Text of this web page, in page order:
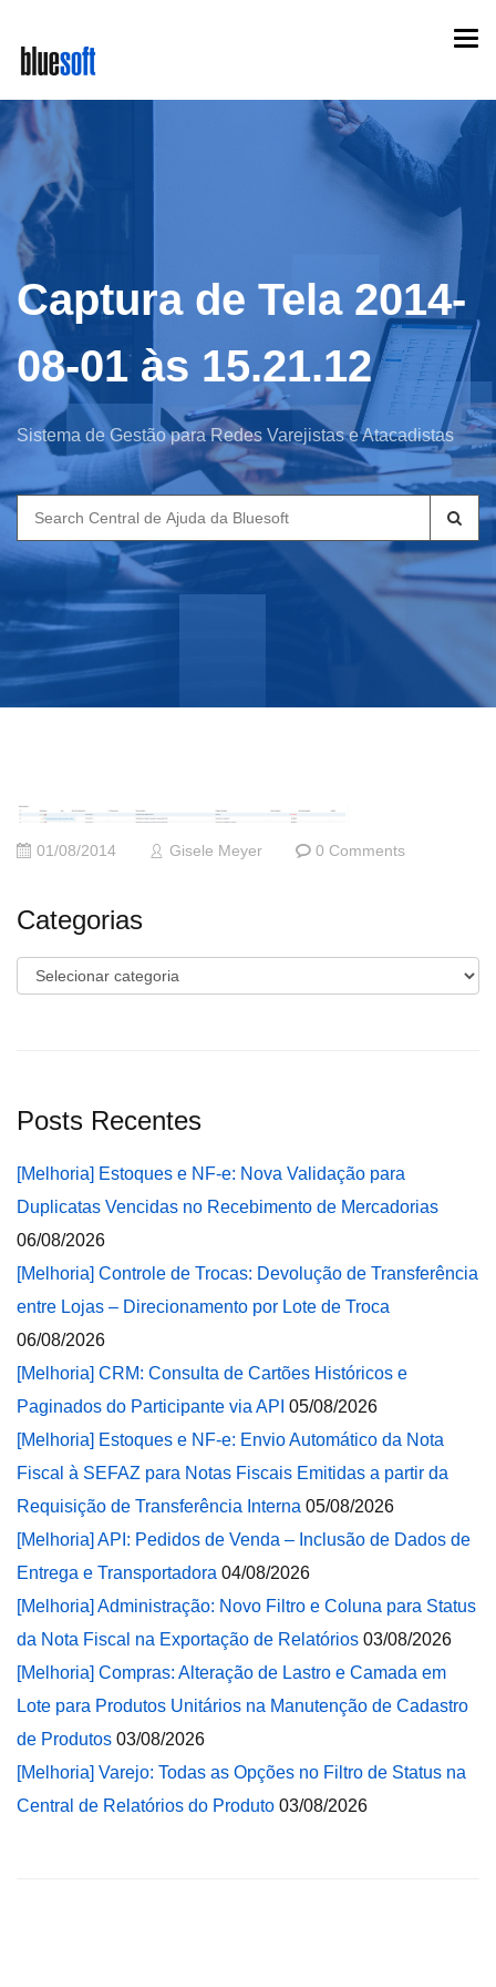
main
content
Captura de Tela 2014-
08-01 às 15.21.12
Sistema de Gestão para Redes Varejistas e Atacadistas
Search
for:
01/08/2014 Gisele Meyer 0 Comments
Categorias
Categorias
Posts Recentes
[Melhoria] Estoques e NF-e: Nova Validação para
Duplicatas Vencidas no Recebimento de Mercadorias
06/08/2026
[Melhoria] Controle de Trocas: Devolução de Transferência
entre Lojas – Direcionamento por Lote de Troca
06/08/2026
[Melhoria] CRM: Consulta de Cartões Históricos e
Paginados do Participante via API 05/08/2026
[Melhoria] Estoques e NF-e: Envio Automático da Nota
Fiscal à SEFAZ para Notas Fiscais Emitidas a partir da
Requisição de Transferência Interna 05/08/2026
[Melhoria] API: Pedidos de Venda – Inclusão de Dados de
Entrega e Transportadora 04/08/2026
[Melhoria] Administração: Novo Filtro e Coluna para Status
da Nota Fiscal na Exportação de Relatórios 03/08/2026
[Melhoria] Compras: Alteração de Lastro e Camada em
Lote para Produtos Unitários na Manutenção de Cadastro
de Produtos 03/08/2026
[Melhoria] Varejo: Todas as Opções no Filtro de Status na
Central de Relatórios do Produto 03/08/2026